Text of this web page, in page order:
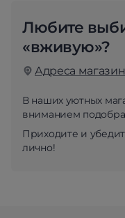
Любите
«вживую»?
Адреса
В наших уютных
вниманием
Приходите и
лично!